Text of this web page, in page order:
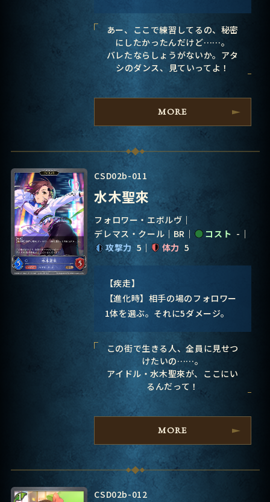
あー、ここで練習してるの、秘密
にしたかったんだけど……。
バレたならしょうがないか。アタ
シのダンス、見ていってよ！
MORE
CSD02b-011
水木聖來
フォロワー・エボルヴ
デレマス・クール
BR コスト -
攻撃力 5 体力 5
【疾走】
【進化時】相手の場のフォロワー
1体を選ぶ。それに5ダメージ。
この街で生きる人、全員に見せつ
けたいの……。
アイドル・水木聖來が、ここにい
るんだって！
MORE
CSD02b-012